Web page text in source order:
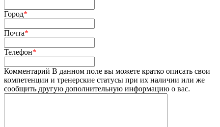
Город*
Почта*
Телефон*
Комментарий В данном поле вы можете кратко описать свои
компетенции и тренерские статусы при их наличии или же
сообщить другую дополнительную информацию о вас.